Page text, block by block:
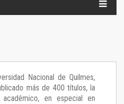
Nacional de Quilmes,
más de 400 títulos, la
en especial en